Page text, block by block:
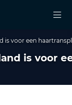
is voor een
is voor